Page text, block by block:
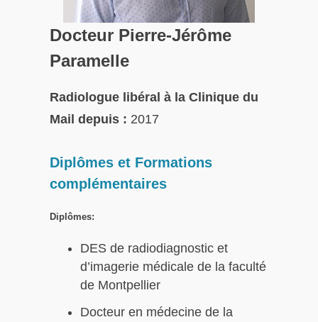
Docteur Pierre-Jérôme
Paramelle
Radiologue libéral à la Clinique du
Mail depuis : 2017
Diplômes et Formations
complémentaires
Diplômes:
DES de radiodiagnostic et
d’imagerie médicale de la faculté
de Montpellier
Docteur en médecine de la